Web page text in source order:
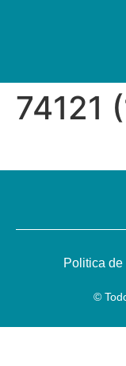
74121
Politica de
©